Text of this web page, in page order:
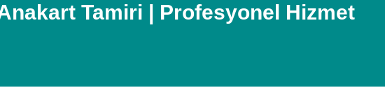
Tamiri | Profesyonel Hizmet